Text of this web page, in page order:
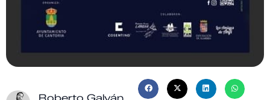
Roberto Galván